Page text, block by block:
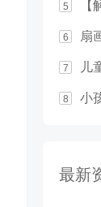
5
6 扇
7
儿
8
小
最新